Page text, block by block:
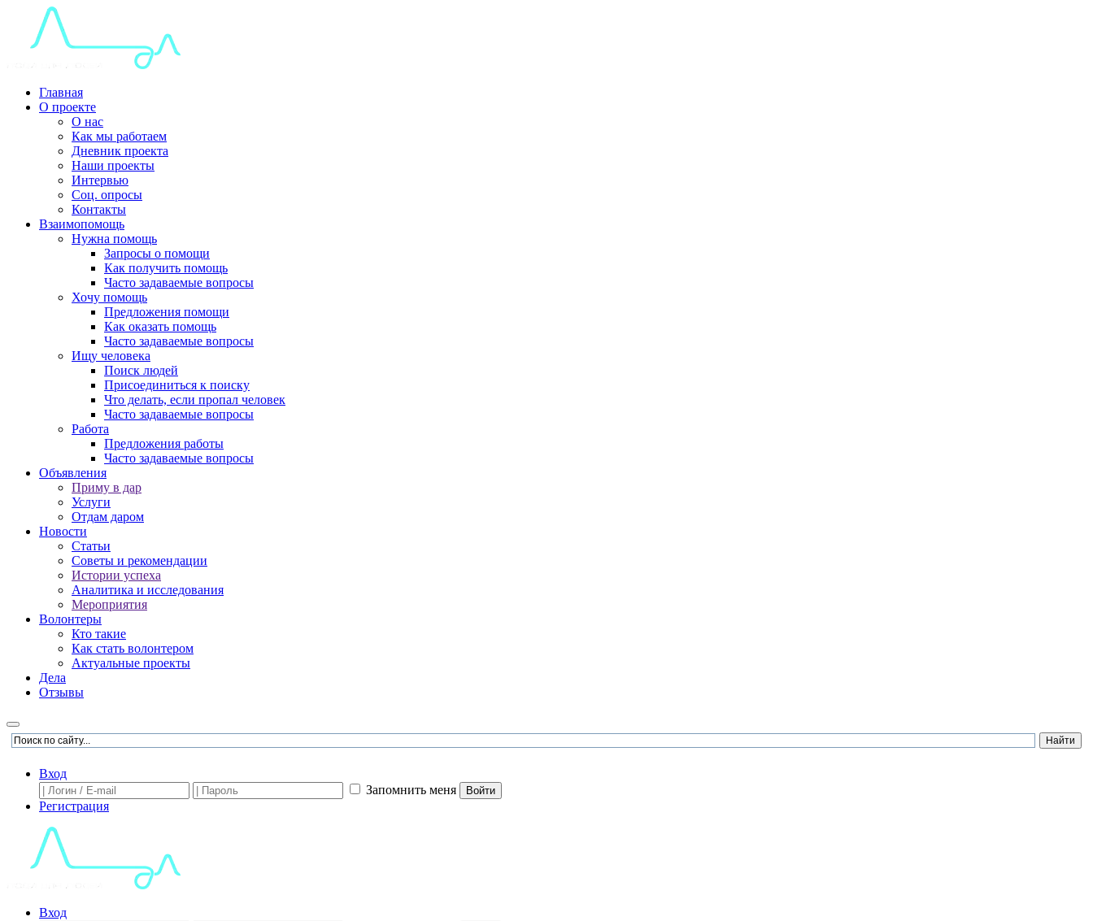
Главная
О проекте
О нас
Как мы работаем
Дневник проекта
Наши проекты
Интервью
Соц. опросы
Контакты
Взаимопомощь
Нужна помощь
Запросы о помощи
Как получить помощь
Часто задаваемые вопросы
Хочу помощь
Предложения помощи
Как оказать помощь
Часто задаваемые вопросы
Ищу человека
Поиск людей
Присоединиться к поиску
Что делать, если пропал человек
Часто задаваемые вопросы
Работа
Предложения работы
Часто задаваемые вопросы
Объявления
Приму в дар
Услуги
Отдам даром
Новости
Статьи
Советы и рекомендации
Истории успеха
Аналитика и исследования
Мероприятия
Волонтеры
Кто такие
Как стать волонтером
Актуальные проекты
Дела
Отзывы
Вход
Запомнить меня
Войти
Регистрация
Вход